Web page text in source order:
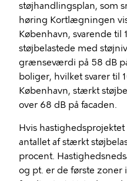
støjhandlingsplan, som
høring Kortlægningen
København, svarende til
støjbelastede med
grænseværdi på 58 dB
boliger, hvilket svarer til
København, stærkt
over 68 dB på facaden.
Hvis
antallet af stærkt
procent.
og pt. er de første zoner